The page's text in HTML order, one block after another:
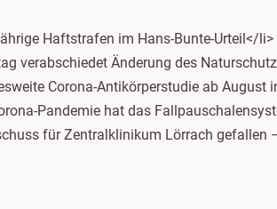
Haftstrafen im Hans-Bunte-Urteil</li>
verabschiedet Änderung des
Corona-Antikörperstudie ab August
Pandemie hat das
für Zentralklinikum Lörrach gefallen